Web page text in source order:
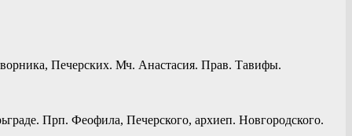
Печерских. Мч. Анастасия. Прав. Тавифы.
Прп. Феофила, Печерского, архиеп. Новгородского.